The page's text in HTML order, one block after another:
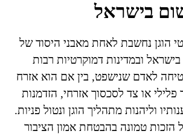
בישראל
הוגן נחשבת לאחת מאבני היסוד של
ובמדינות דמוקרטיות רבות
לאדם שנישפט, בין אם הוא אזרח
או צד לסכסוך אזרחי, הזדמנות
וליהנות מתהליך הוגן ונטול פניות.
טמונה בהבטחת אמון הציבור